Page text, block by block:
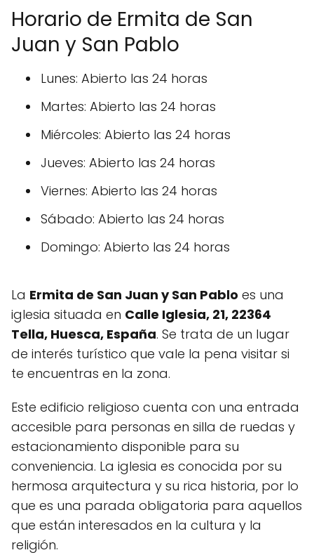
Horario de Ermita de San
Juan y San Pablo
Lunes: Abierto las 24 horas
Martes: Abierto las 24 horas
Miércoles: Abierto las 24 horas
Jueves: Abierto las 24 horas
Viernes: Abierto las 24 horas
Sábado: Abierto las 24 horas
Domingo: Abierto las 24 horas
La Ermita de San Juan y San Pablo es una
iglesia situada en Calle Iglesia, 21, 22364
Tella, Huesca, España. Se trata de un lugar
de interés turístico que vale la pena visitar si
te encuentras en la zona.
Este edificio religioso cuenta con una entrada
accesible para personas en silla de ruedas y
estacionamiento disponible para su
conveniencia. La iglesia es conocida por su
hermosa arquitectura y su rica historia, por lo
que es una parada obligatoria para aquellos
que están interesados en la cultura y la
religión.